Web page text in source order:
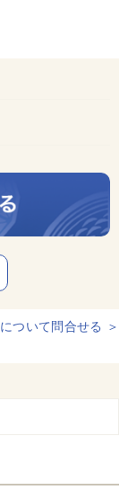
ついて問合せる ＞